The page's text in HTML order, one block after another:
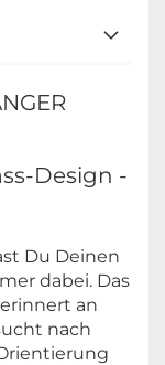
Design -
Du Deinen
dabei. Das
an
nach